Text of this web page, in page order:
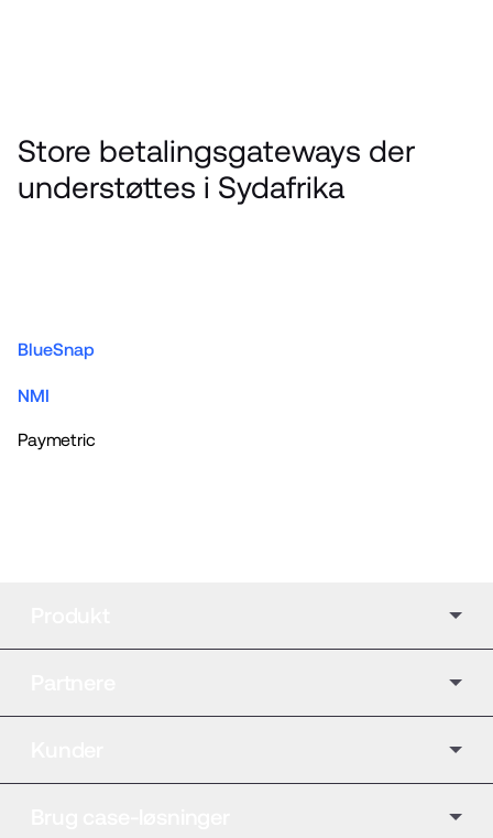
Store betalingsgateways der
understøttes i Sydafrika
BlueSnap
NMI
Paymetric